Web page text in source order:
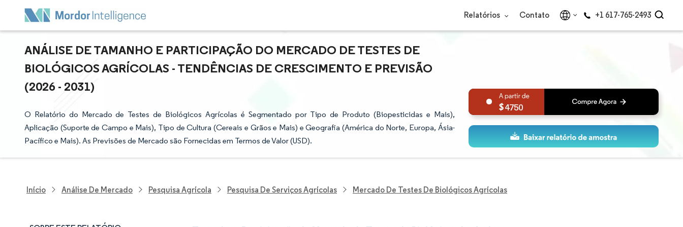
Relatórios Contato +1 617-765-2493
ANÁLISE DE TAMANHO E PARTICIPAÇÃO DO MERCADO DE TESTES DE
BIOLÓGICOS AGRÍCOLAS - TENDÊNCIAS DE CRESCIMENTO E PREVISÃO
(2026 - 2031)
O Relatório do Mercado de Testes de Biológicos Agrícolas é Segmentado por Tipo de Produto (Biopesticidas e Mais),
Aplicação (Suporte de Campo e Mais), Tipo de Cultura (Cereais e Grãos e Mais) e Geografia (América do Norte, Europa, Ásia-
Pacífico e Mais). As Previsões de Mercado são Fornecidas em Termos de Valor (USD).
4750
Início Análise De Mercado Pesquisa Agrícola Pesquisa De Serviços Agrícolas Mercado De Testes De Biológicos Agrícolas